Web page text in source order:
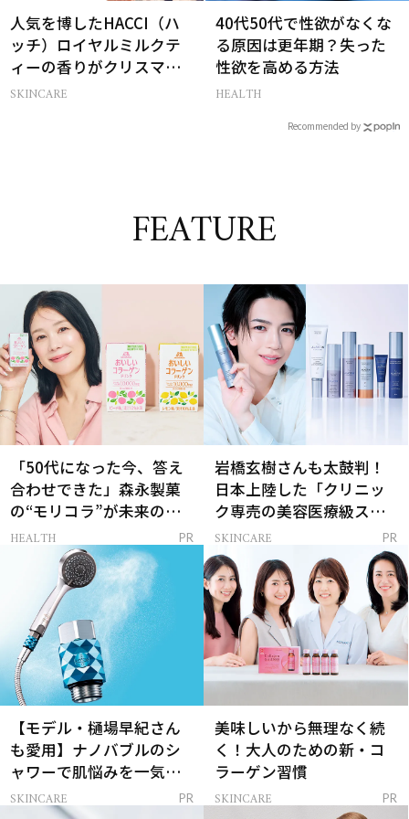
人気を博したHACCI（ハ
ッチ）ロイヤルミルクテ
ィーの香りがクリスマス
に向けて限定セットで復
SKINCARE
40代50代で性欲がなくな
る原因は更年期？失った
性欲を高める方法
HEALTH
Recommended by
FEATURE
「50代になった今、答え
合わせできた」森永製菓
の“モリコラ”が未来のキ
レイを連れてくる！
HEALTH PR
岩橋玄樹さんも太鼓判！
日本上陸した「クリニッ
ク専売の美容医療級スキ
ンケア」
SKINCARE PR
【モデル・樋場早紀さん
も愛用】ナノバブルのシ
ャワーで肌悩みを一気に
解決
SKINCARE PR
美味しいから無理なく続
く！大人のための新・コ
ラーゲン習慣
SKINCARE PR